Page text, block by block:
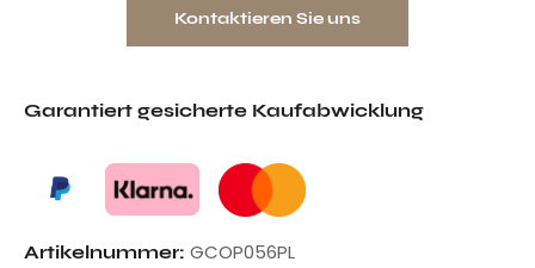
Kontaktieren Sie uns
Garantiert gesicherte Kaufabwicklung
Artikelnummer: GCOP056PL